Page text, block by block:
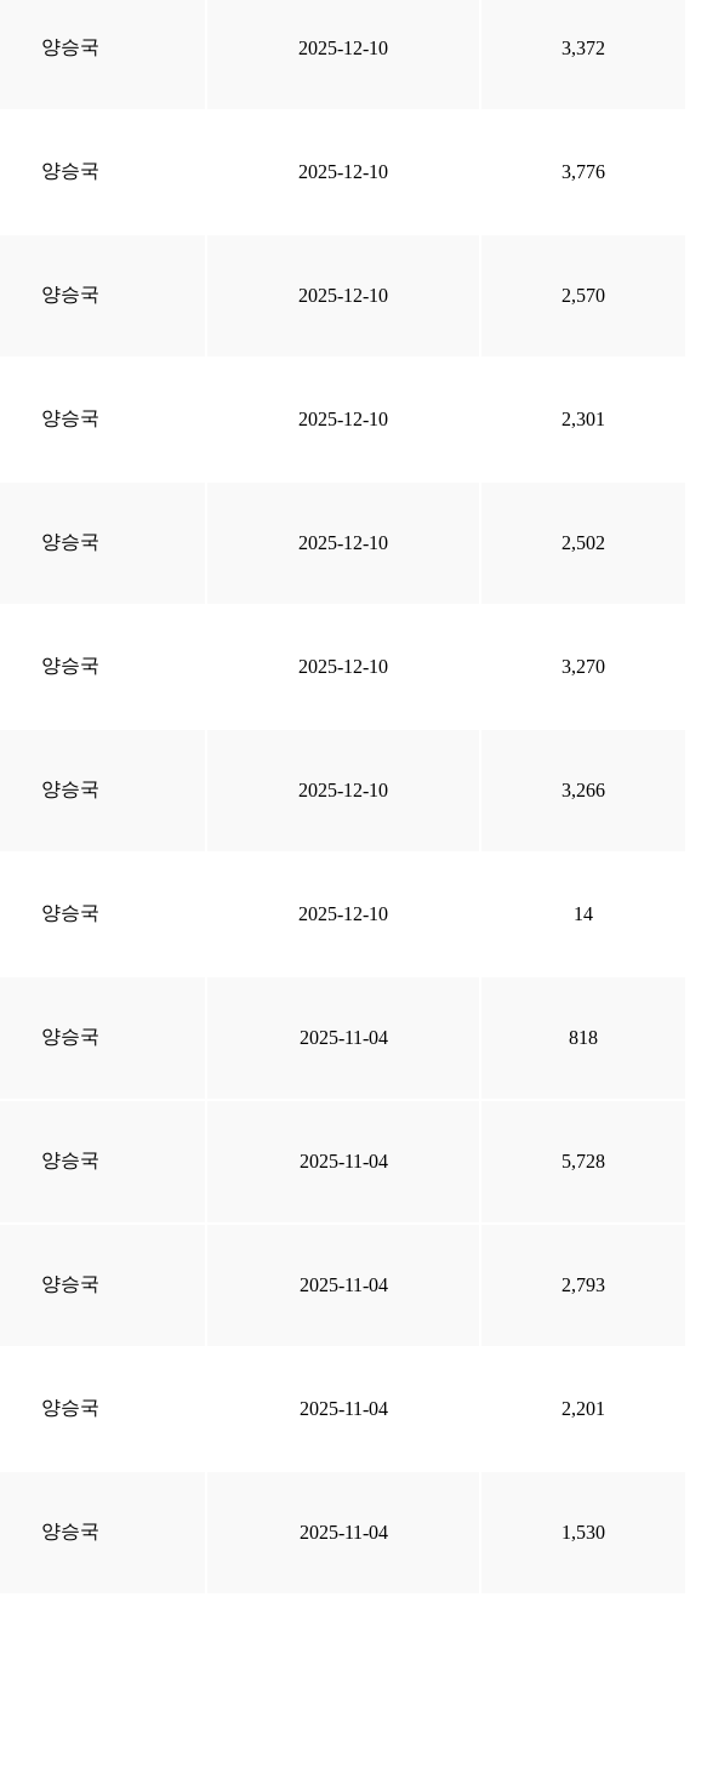
양승국 2025-12-10 3,372
양승국 2025-12-10 3,776
양승국 2025-12-10 2,570
양승국 2025-12-10 2,301
양승국 2025-12-10 2,502
양승국 2025-12-10 3,270
양승국 2025-12-10 3,266
양승국 2025-12-10 14
양승국 2025-11-04 818
양승국 2025-11-04 5,728
양승국 2025-11-04 2,793
양승국 2025-11-04 2,201
양승국 2025-11-04 1,530